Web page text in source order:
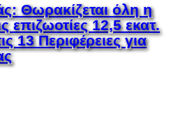
Θωρακίζεται όλη η
επιζωοτίες 12,5 εκατ.
13 Περιφέρειες για